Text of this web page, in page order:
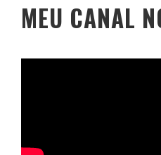
MEU CANAL